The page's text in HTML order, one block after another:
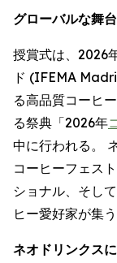
グローバルな舞
授賞式は、2026
ド (IFEMA
る高品質コーヒ
る祭典「2026年
中に行われる。
コーヒーフェス
ショナル、そし
ヒー愛好家が集
ネオドリンクス